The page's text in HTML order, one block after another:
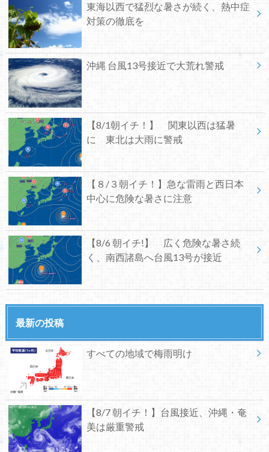
東海以西で猛烈な暑さが続く、熱中症
対策の徹底を
沖縄 台風13号接近で大荒れ警戒
【8/1朝イチ！】 関東以西は猛暑
に 東北は大雨に警戒
【８/３朝イチ！】急な雷雨と西日本
中心に危険な暑さに注意
【8/6 朝イチ!】 広く危険な暑さ続
く、南西諸島へ台風13号が接近
最新の投稿
すべての地域で梅雨明け
【8/7 朝イチ！】台風接近、沖縄・奄
美は厳重警戒